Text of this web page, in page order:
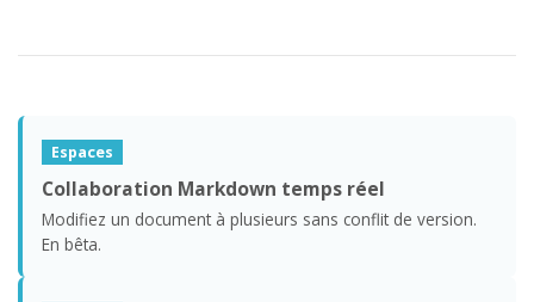
Espaces
Collaboration Markdown temps réel
Modifiez un document à plusieurs sans conflit de version.
En bêta.